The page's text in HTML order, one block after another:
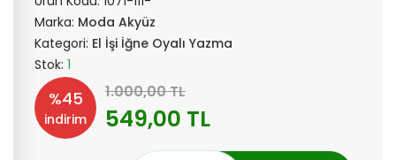
Marka: Moda Akyüz
Kategori: El İşi İğne Oyalı Yazma
Stok: 1
%45
indirim
1.000,00 TL
549,00 TL